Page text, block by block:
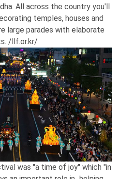
All across the country you'll
temples, houses and
large parades with elaborate
/llf.or.kr/
was "a time of joy" which "in